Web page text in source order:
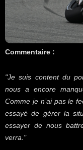
Commentaire :
"Je suis content du
nous a encore
Comme je n’ai pas le
essayé de gérer la
essayer de nous
verra."